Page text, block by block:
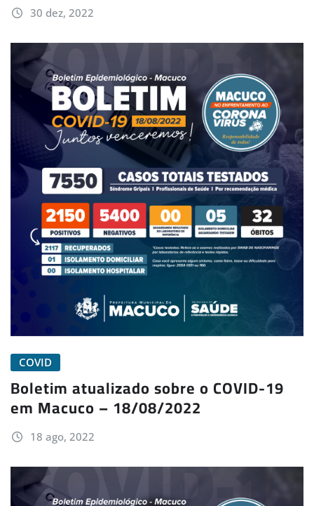
30 dez, 2022
COVID
Boletim atualizado sobre o COVID-19
em Macuco – 18/08/2022
18 ago, 2022